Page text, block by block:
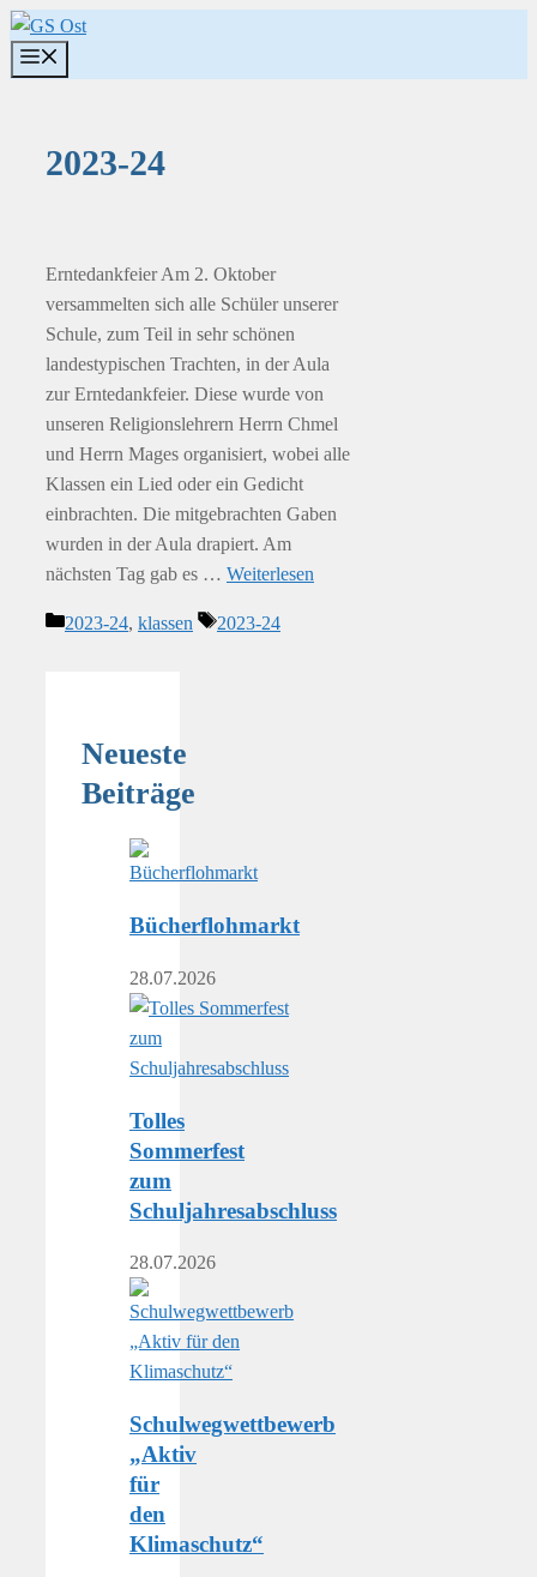
Zum
Inhalt
springen
2023-24
Erntedankfeier Am 2. Oktober
versammelten sich alle Schüler unserer
Schule, zum Teil in sehr schönen
landestypischen Trachten, in der Aula
zur Erntedankfeier. Diese wurde von
unseren Religionslehrern Herrn Chmel
und Herrn Mages organisiert, wobei alle
Klassen ein Lied oder ein Gedicht
einbrachten. Die mitgebrachten Gaben
wurden in der Aula drapiert. Am
nächsten Tag gab es … Weiterlesen
Kategorien
2023-24, klassen Schlagwörter
2023-24
Neueste
Beiträge
Bücherflohmarkt
28.07.2026
Tolles
Sommerfest
zum
Schuljahresabschluss
28.07.2026
Schulwegwettbewerb
„Aktiv
für
den
Klimaschutz“